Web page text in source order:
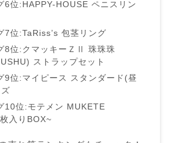
6位:HAPPY-HOUSE ペニスリン
7位:TaRiss’s 包茎リング
8位:クマッキーＺⅡ 珠珠珠
ストラップセット
9位:マイピース スタンダード(昼
10位:モテメン MUKETE
入りBOX~